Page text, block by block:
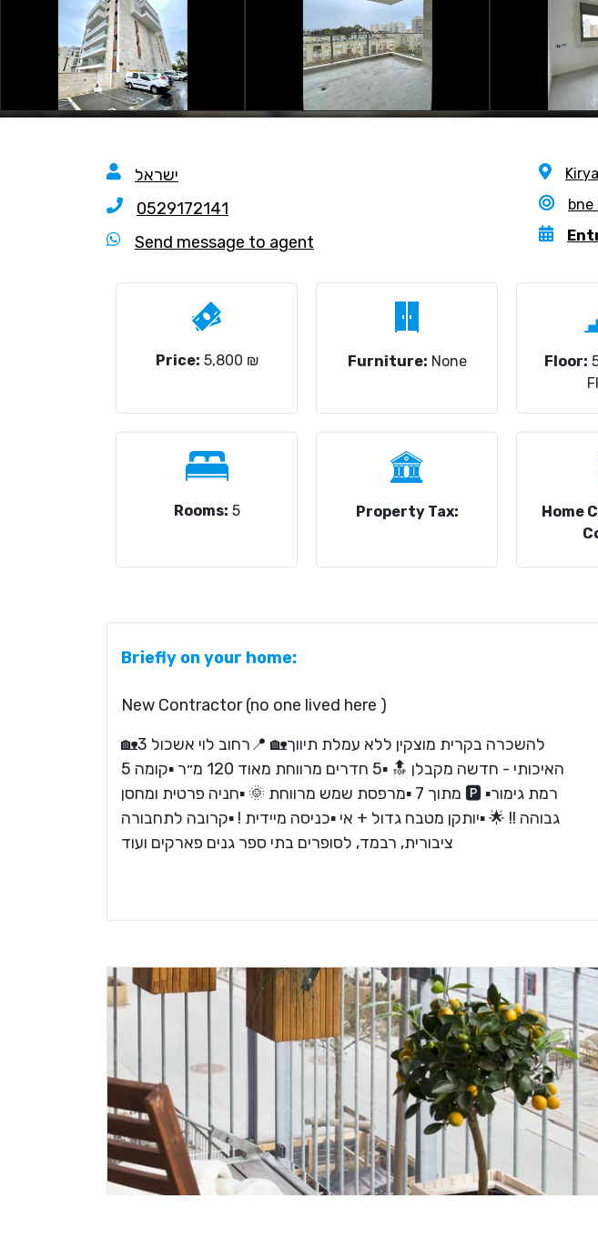
ישראל
0529172141
Send message to agent
bne
Price: 5,800 ₪ Furniture: None Floor:
Rooms: 5 Property Tax:
Home
Briefly on your home:
New Contractor (no one lived here )
🏡להשכרה בקרית מוצקין ללא עמלת תיווך🏡 📍רחוב לוי אשכול 3
האיכותי - חדשה מקבלן 🔝 ▪️5 חדרים מרווחת מאוד 120 מ״ר ▪️קומה 5
מתוך 7 ▪️מרפסת שמש מרווחת 🌞 ▪️חניה פרטית ומחסן 🅿️ ▪️רמת גימור
גבוהה !! 🌟 ▪️יותקן מטבח גדול + אי ▪️כניסה מיידית ! ▪️קרובה לתחבורה
ציבורית, רבמד, לסופרים בתי ספר גנים פארקים ועוד